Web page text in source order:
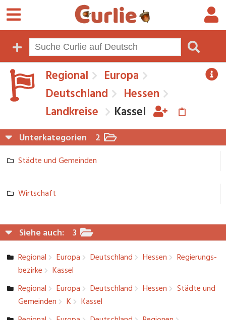
Regional
Europa
Deutschland
Hessen
Landkreise
Kassel
Unterkategorien 2
Städte und Gemeinden
Wirtschaft
Siehe auch: 3
Regional Europa Deutschlan­d Hessen
Regierungs­
bezirke
Kassel
Regional
Europa Deutschlan­d Hessen
Städte und
Gemeinden
K
Kassel